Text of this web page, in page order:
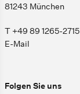
81243 München
T +49 89 1265-2715
E-Mail
Folgen Sie uns